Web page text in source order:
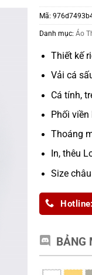
Mã:
Danh mục:Áo
Thiết kế
Vải cá
Cá tính,
Phối
Thoáng
In, thêu
Size
BẢNG